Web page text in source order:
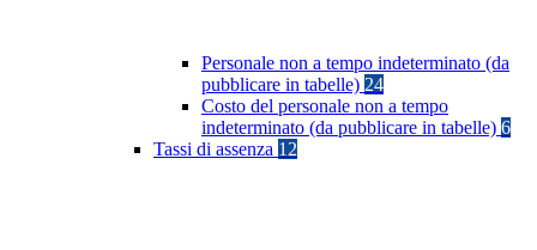
Personale non a tempo indeterminato (da
pubblicare in tabelle) 24
Costo del personale non a tempo
indeterminato (da pubblicare in tabelle) 6
Tassi di assenza 12